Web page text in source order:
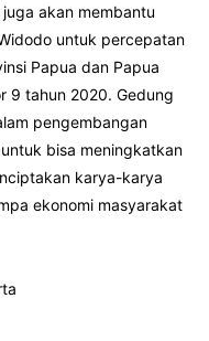
akan membantu
untuk percepatan
Papua dan Papua
9 tahun 2020. Gedung
pengembangan
bisa meningkatkan
karya-karya
ekonomi masyarakat